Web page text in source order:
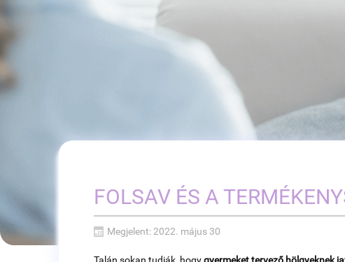
FOLSAV ÉS A
Megjelent: 2022. május 30
Talán sokan tudják, hogygyermeket tervező hölgyeknek